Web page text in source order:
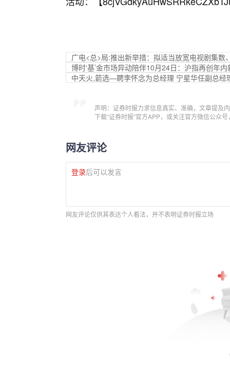
广电<总>局:推出新举措：拟适当放宽电视剧集数
博时‘基’金市场异动陪伴10月24日：沪指再创年
中天火,箭选—聘李怀念为总经理 宁星华任副总经
声明：证券时报力求信息真实、准确，文章提及
下载“证券时报”官方APP，或关注官方微信公众
网友评论
登录后可以发言
网友评论仅供其表达个人看法，并不表明证券时报立场